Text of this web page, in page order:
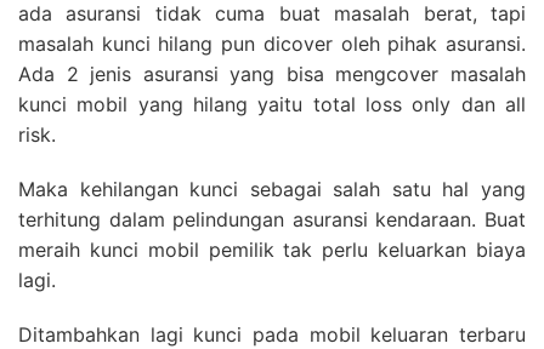
ada asuransi tidak cuma buat masalah berat, tapi
masalah kunci hilang pun dicover oleh pihak asuransi.
Ada 2 jenis asuransi yang bisa mengcover masalah
kunci mobil yang hilang yaitu total loss only dan all
risk.
Maka kehilangan kunci sebagai salah satu hal yang
terhitung dalam pelindungan asuransi kendaraan. Buat
meraih kunci mobil pemilik tak perlu keluarkan biaya
lagi.
Ditambahkan lagi kunci pada mobil keluaran terbaru